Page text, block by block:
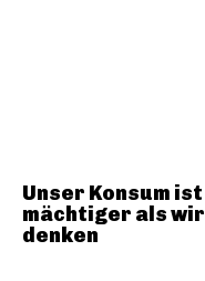
Unser Konsum ist
mächtiger als wir
denken